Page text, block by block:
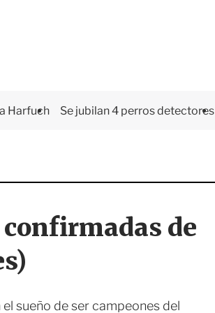
Harfuch Se jubilan 4 perros detectores
de
sueño de ser campeones del